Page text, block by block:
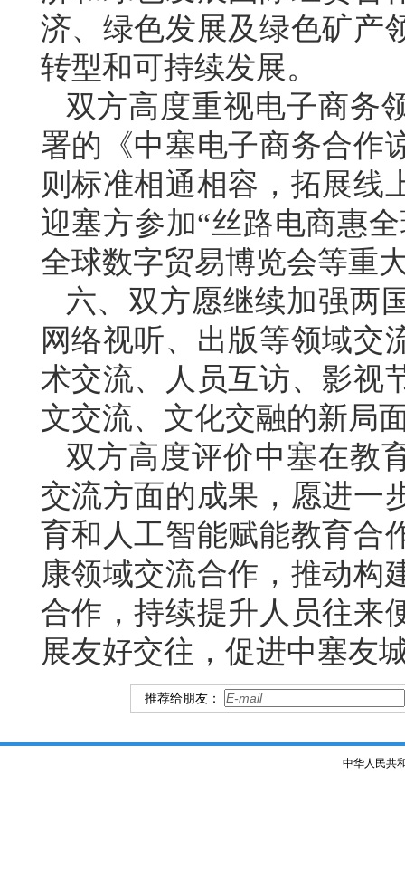
济、绿色发展及绿色矿产
转型和可持续发展。
双方高度重视电子商务
署的《中塞电子商务合作
则标准相通相容，拓展线
迎塞方参加“丝路电商惠
全球数字贸易博览会等重
六、双方愿继续加强两
网络视听、出版等领域交
术交流、人员互访、影视
文交流、文化交融的新局
双方高度评价中塞在教
交流方面的成果，愿进一
育和人工智能赋能教育合
康领域交流合作，推动构
合作，持续提升人员往来
展友好交往，促进中塞友
推荐给朋友：
中华人民共